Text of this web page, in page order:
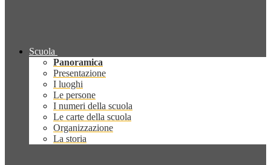
Scuola
Panoramica
Presentazione
I luoghi
Le persone
I numeri della scuola
Le carte della scuola
Organizzazione
La storia